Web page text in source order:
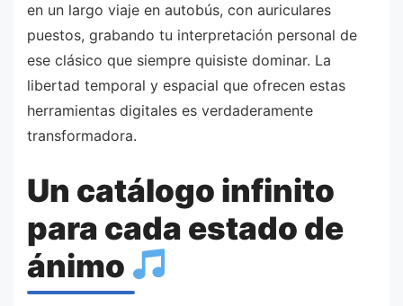
en un largo viaje en autobús, con auriculares
puestos, grabando tu interpretación personal de
ese clásico que siempre quisiste dominar. La
libertad temporal y espacial que ofrecen estas
herramientas digitales es verdaderamente
transformadora.
Un catálogo infinito
para cada estado de
ánimo